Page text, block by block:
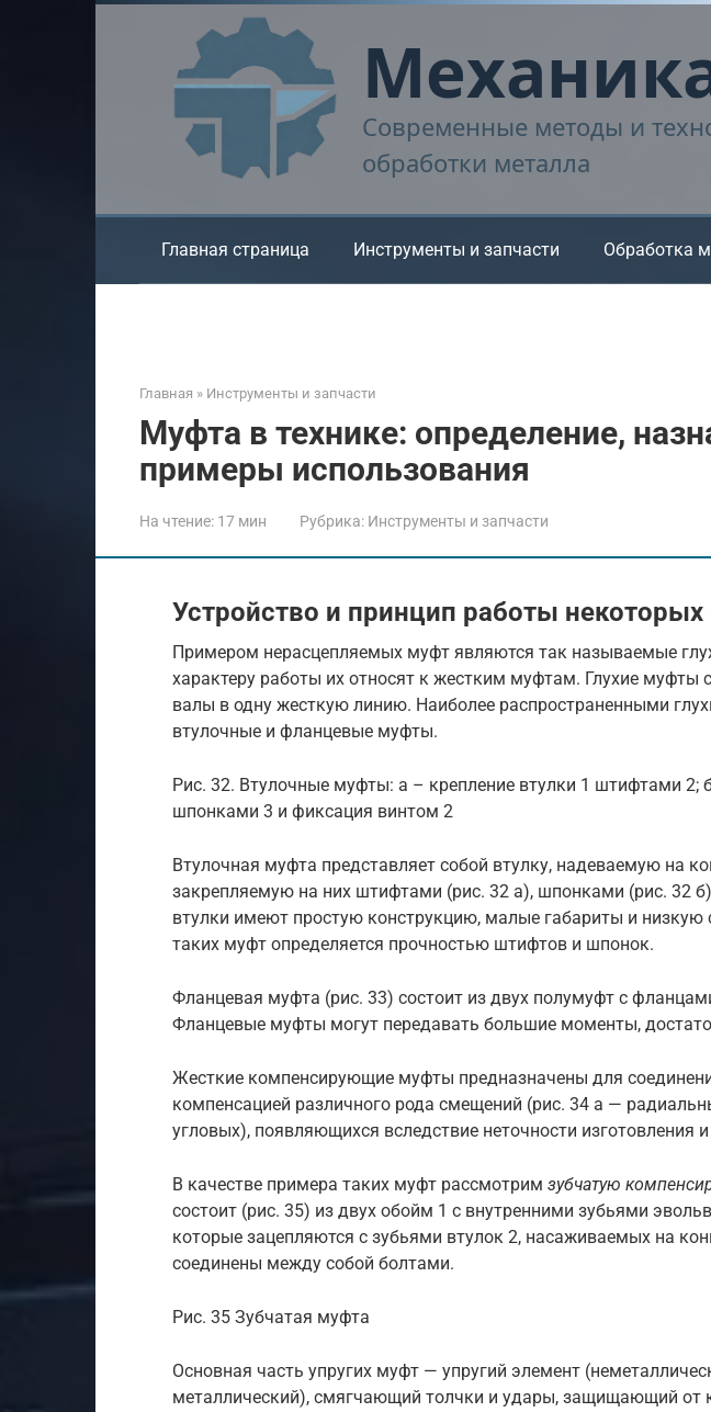
Современные методы и
обработки металла
Главная страница Инструменты и запчасти Обработка
Главная » Инструменты и запчасти
Муфта в технике: определение,
примеры использования
На чтение: 17 мин Рубрика: Инструменты и запчасти
Устройство и принцип работы
Примером нерасцепляемых муфт являются так называемые
характеру работы их относят к жестким муфтам. Глухие муфты
валы в одну жесткую линию. Наиболее распространенными
втулочные и фланцевые муфты.
Рис. 32. Втулочные муфты: а – крепление втулки 1 штифтами 2;
шпонками 3 и фиксация винтом 2
Втулочная муфта представляет собой втулку, надеваемую на
закрепляемую на них штифтами (рис. 32 а), шпонками (рис. 32
втулки имеют простую конструкцию, малые габариты и низкую
таких муфт определяется прочностью штифтов и шпонок.
Фланцевая муфта (рис. 33) состоит из двух полумуфт с
Фланцевые муфты могут передавать большие моменты,
Жесткие компенсирующие муфты предназначены для
компенсацией различного рода смещений (рис. 34 а —
угловых), появляющихся вследствие неточности изготовления
В качестве примера таких муфт рассмотрим зубчатую
состоит (рис. 35) из двух обойм 1 с внутренними зубьями
которые зацепляются с зубьями втулок 2, насаживаемых на
соединены между собой болтами.
Рис. 35 Зубчатая муфта
Основная часть упругих муфт — упругий элемент
металлический), смягчающий толчки и удары, защищающий от